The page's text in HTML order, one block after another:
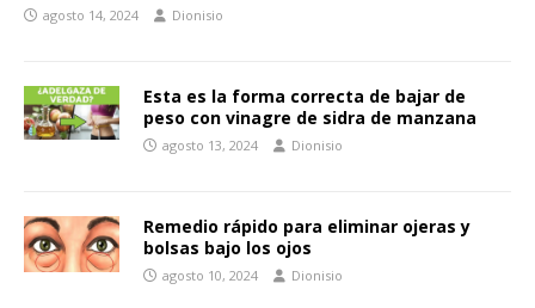
agosto 14, 2024 Dionisio
Esta es la forma correcta de bajar de
peso con vinagre de sidra de manzana
agosto 13, 2024 Dionisio
Remedio rápido para eliminar ojeras y
bolsas bajo los ojos
agosto 10, 2024 Dionisio